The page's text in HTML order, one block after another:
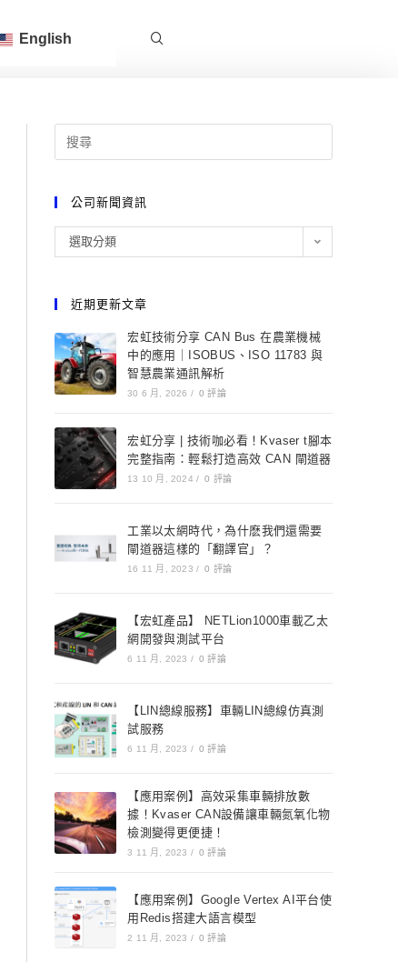
English
公司新聞資訊
選取分類
近期更新文章
宏虹技術分享 CAN Bus 在農業機械
中的應用｜ISOBUS、ISO 11783 與
智慧農業通訊解析
30 6 月, 2026 / 0 評論
宏虹分享 | 技術咖必看！Kvaser t腳本
完整指南：輕鬆打造高效 CAN 閘道器
13 10 月, 2024 / 0 評論
工業以太網時代，為什麽我們還需要
閘道器這樣的「翻譯官」？
16 11 月, 2023 / 0 評論
【宏虹產品】 NETLion1000車載乙太
網開發與測試平台
6 11 月, 2023 / 0 評論
【LIN總線服務】車輛LIN總線仿真測
試服務
6 11 月, 2023 / 0 評論
【應用案例】高效采集車輛排放數
據！Kvaser CAN設備讓車輛氮氧化物
檢測變得更便捷！
3 11 月, 2023 / 0 評論
【應用案例】Google Vertex AI平台使
用Redis搭建大語言模型
2 11 月, 2023 / 0 評論